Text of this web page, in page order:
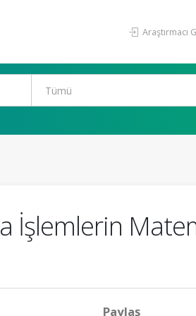
Araştırmacı
İşlemlerin
Paylaş